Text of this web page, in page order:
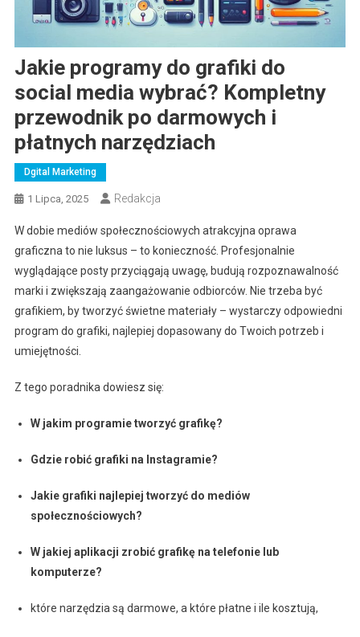
Jakie programy do grafiki do
social media wybrać? Kompletny
przewodnik po darmowych i
płatnych narzędziach
Dgital Marketing
1 Lipca, 2025 Redakcja
W dobie mediów społecznościowych atrakcyjna oprawa
graficzna to nie luksus – to konieczność. Profesjonalnie
wyglądające posty przyciągają uwagę, budują rozpoznawalność
marki i zwiększają zaangażowanie odbiorców. Nie trzeba być
grafikiem, by tworzyć świetne materiały – wystarczy odpowiedni
program do grafiki, najlepiej dopasowany do Twoich potrzeb i
umiejętności.
Z tego poradnika dowiesz się:
W jakim programie tworzyć grafikę?
Gdzie robić grafiki na Instagramie?
Jakie grafiki najlepiej tworzyć do mediów
społecznościowych?
W jakiej aplikacji zrobić grafikę na telefonie lub
komputerze?
które narzędzia są darmowe, a które płatne i ile kosztują,